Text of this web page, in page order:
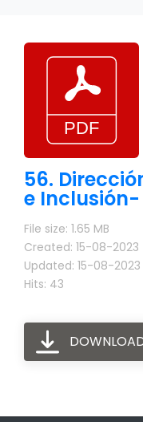
56.
e Inclusión-
File size: 1.65 MB
Created: 15-08-2023
Updated: 15-08-2023
Hits: 43